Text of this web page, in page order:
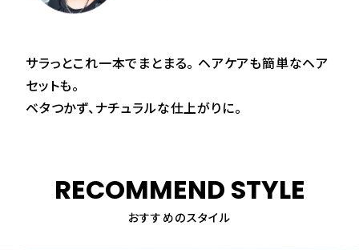
サラっとこれ一本でまとまる。 ヘアケアも簡単なヘア
セットも。
ベタつかず、ナチュラルな仕上がりに。
RECOMMEND STYLE
おすすめのスタイル